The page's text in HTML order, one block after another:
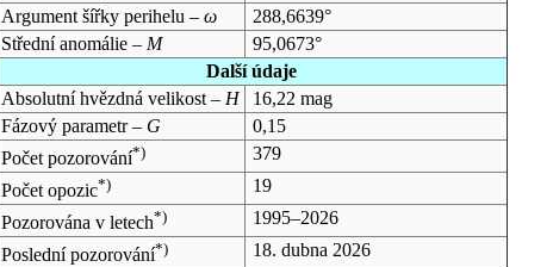
Argument šířky perihelu – ω
288,6639°
Střední anomálie – M
95,0673°
Další údaje
Absolutní hvězdná velikost – H
16,22 mag
Fázový parametr – G
0,15
Počet pozorování*)
379
Počet opozic*)
19
Pozorována v letech*)
1995–2026
Poslední pozorování*)
18. dubna 2026